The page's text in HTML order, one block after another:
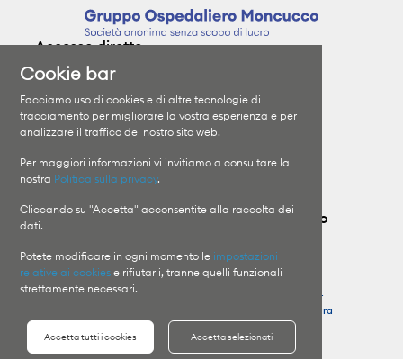
Accesso diretto
Clinica Moncucco
Clinica Santa Chiara
Orari di visita
Informazioni sui ricoveri
Specializzazioni
I medici
Il Gruppo
Lavora con noi
Contatta il Gruppo Ospedaliero Moncucco
Clinica Moncucco
T+41 91 960 81 11
Clinica Santa Chiara
T+41 91 756 41 11
Pronto Soccorso
Clinica Moncucco
+41 91 960 85 64
Clinica Santa Chiara
+41 91 756 48 44
Cookie bar
Facciamo uso di cookies e di altre tecnologie di
tracciamento per migliorare la vostra esperienza e per
analizzare il traffico del nostro sito web.
Per maggiori informazioni vi invitiamo a consultare la
nostra Politica sulla privacy.
Cliccando su "Accetta" acconsentite alla raccolta dei
dati.
Potete modificare in ogni momento le impostazioni
relative ai cookies e rifiutarli, tranne quelli funzionali
strettamente necessari.
Accetta tutti i cookies Accetta selezionati